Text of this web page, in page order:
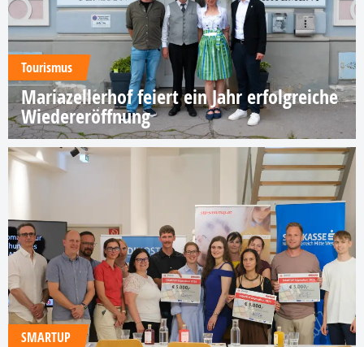
Tourismus
Mariazellerhof feiert ein Jahr erfolgreiche
Wiedereröffnung
SMARTUP